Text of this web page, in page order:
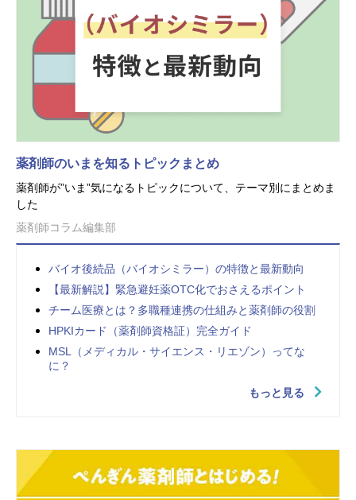
薬剤師のいまを知るトピックまとめ
薬剤師が”いま”気になるトピックについて、テーマ別にまとめま
した
薬剤師コラム編集部
バイオ後続品（バイオシミラー）の特徴と最新動向
【最新解説】緊急避妊薬OTC化でおさえるポイント
チーム医療とは？多職種連携の仕組みと薬剤師の役割
HPKIカード（薬剤師資格証）完全ガイド
MSL（メディカル・サイエンス・リエゾン）ってな
に？
もっと見る